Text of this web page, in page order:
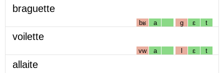
braguette
bʁ a g ɛ t
voilette
vw a l ɛ t
allaite